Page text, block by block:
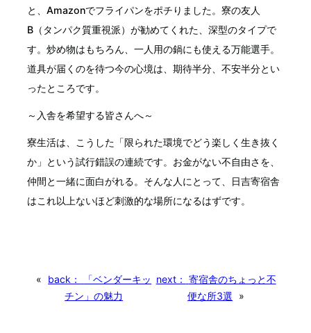
と、Amazonでフライパンをポチりました。寮の友人
B（タンパク質重視派）が勧めてくれた、深型のタイプで
す。炒め物はもちろん、一人用の鍋にも使える万能選手。
道具が届くのを待つ今の心境は、期待半分、不安半分とい
ったところです。
～入舎を希望する皆さんへ～
寮生活は、こうした「限られた環境でどう楽しく生き抜く
か」という試行錯誤の連続です。お金がない不自由さを、
仲間と一緒に面白がれる。そんな人にとって、日吉寄宿舎
はこれ以上ないほど刺激的な場所になるはずです。
« back：
「ベンダーキッ
チン」の魅力
next： 寄宿舎のちょっと不
便な所3選
»